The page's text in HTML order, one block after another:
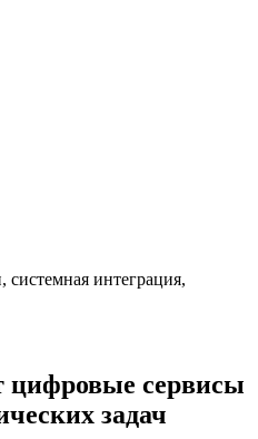
интеграция,
цифровые сервисы
задач